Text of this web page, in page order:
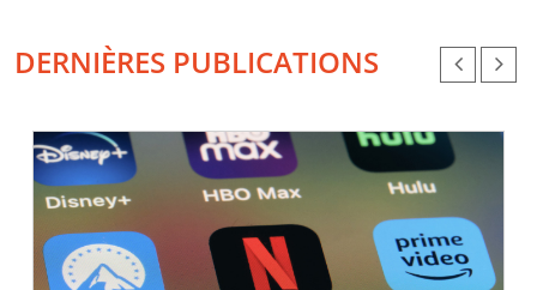
DERNIÈRES PUBLICATIONS